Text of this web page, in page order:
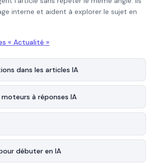
interne et aident à explorer le sujet en
« Actualité »
dans les articles IA
à réponses IA
débuter en IA